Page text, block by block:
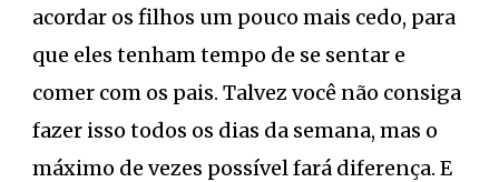
acordar os filhos um pouco mais cedo, para
que eles tenham tempo de se sentar e
comer com os pais. Talvez você não consiga
fazer isso todos os dias da semana, mas o
máximo de vezes possível fará diferença. E